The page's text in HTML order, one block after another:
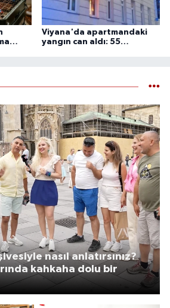
Viyana'da apartmandaki
yangın can aldı: 55
nasıl anlatırsınız?
kahkaha dolu bir